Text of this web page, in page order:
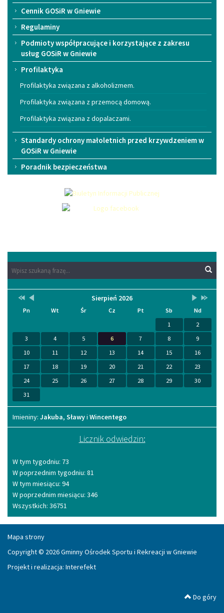
Cennik GOSiR w Gniewie
Regulaminy
Podmioty współpracujące i korzystające z zakresu
usług GOSiR w Gniewie
Profilaktyka
Profilaktyka związana z alkoholizmem.
Profilaktyka związana z przemocą domową.
Profilaktyka związana z dopalaczami.
Standardy ochrony małoletnich przed krzywdzeniem w
GOSiR w Gniewie
Poradnik bezpieczeństwa
Wyszukiwarka
Wyszukaj
Kalendarium Lista
wydarzeń
Sierpień 2026Brak
PrzestawPrzestaw
na
Przestaw
na
Wrzesień
2026
na
Sierpień
2027
Pn Wt Śr Cz Pt Sb
Nd
1
2
3
4 5 6 7 8
9
10
11 12 13 14 15
16
17
18 19 20 21 22
23
24
25 26 27 28 29
30
31
Imieniny
Imieniny: Jakuba, Sławyi Wincentego
Licznik odwiedzin:
W tym tygodniu: 73
W poprzednim tygodniu: 81
W tym miesiącu: 94
W poprzednim miesiącu: 346
Wszystkich: 36751
Mapa strony
Copyright © 2026 Gminny Ośrodek Sportu i Rekreacji w Gniewie
Projekt i realizacja: Interefekt
Do góry